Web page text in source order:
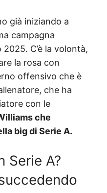
già iniziando a
campagna
C’è la volontà,
la rosa con
offensivo che è
che ha
con le
che
big di Serie A.
Serie A?